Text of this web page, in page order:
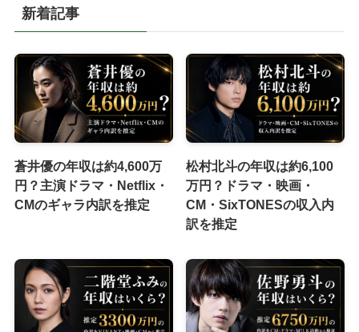
新着記事
蒼井優の年収は約4,600万
円？主演ドラマ・Netflix・
CMのギャラ内訳を推定
松村北斗の年収は約6,100
万円？ドラマ・映画・
CM・SixTONESの収入内
訳を推定